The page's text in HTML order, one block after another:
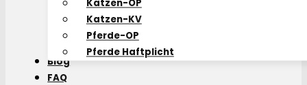
Katzen-OP
Katzen-KV
Pferde-OP
Pferde Haftplicht
Blog
FAQ